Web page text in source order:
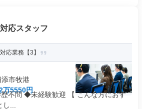
応スタッフ
応業務【3】
市牧港
万5550円
不問 ◆未経験歓迎 【 こんな方におす
...